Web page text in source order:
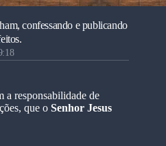
confessando e publicando
a responsabilidade de
que o Senhor Jesus